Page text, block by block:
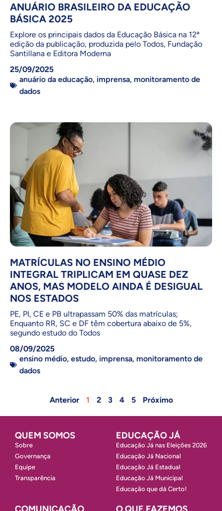
ANUÁRIO BRASILEIRO DA EDUCAÇÃO
BÁSICA 2025
Explore os principais dados da Educação Básica na 12ª
edição da publicação, produzida pelo Todos, Fundação
Santillana e Editora Moderna
25/09/2025
anuário da educação, imprensa, monitoramento de
dados
MATRÍCULAS NO ENSINO MÉDIO
INTEGRAL TRIPLICAM EM QUASE DEZ
ANOS, MAS MODELO AINDA É DESIGUAL
NOS ESTADOS
PE, PI, CE e PB ultrapassam 50% das matrículas;
Enquanto RR, SC e DF têm cobertura abaixo de 5%,
segundo estudo do Todos
08/09/2025
ensino médio, estudo, imprensa, monitoramento de
dados
Anterior 1 2 3 4 5 Próximo
QUEM SOMOS
Sobre
Governança
Equipe
Transparência
EDUCAÇÃO JÁ
Educação Já nas Eleições 2026
Educação Já Nacional
Educação Já Estadual
Educação Já Municipal
Educação que dá Certo!